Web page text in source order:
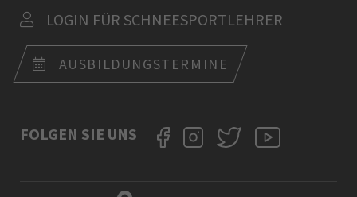
LOGIN FÜR SCHNEESPORTLEHRER
AUSBILDUNGSTERMINE
FOLGEN SIE UNS